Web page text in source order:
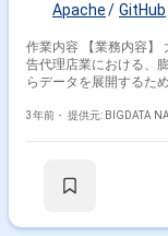
Apache
GitHub
作業内容 【業務内容】
告代理店業における、
らデータを展開するた
タ量は数十TB/月を誇
で約60名のエンジニア
3年前・ 提供元: BIGDATA